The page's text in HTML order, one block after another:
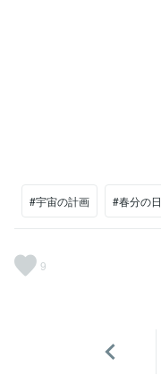
#宇宙の計画 #春分の日
9